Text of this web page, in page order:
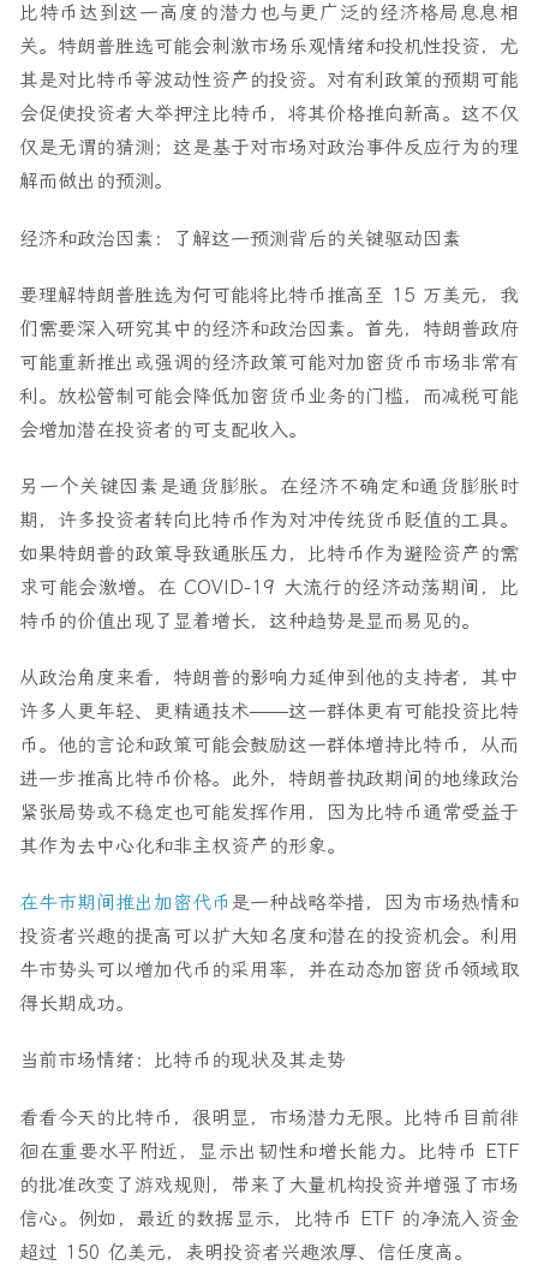
比特币达到这一高度的潜力也与更广泛的经济格局息息相
关。特朗普胜选可能会刺激市场乐观情绪和投机性投资，尤
其是对比特币等波动性资产的投资。对有利政策的预期可能
会促使投资者大举押注比特币，将其价格推向新高。这不仅
仅是无谓的猜测；这是基于对市场对政治事件反应行为的理
解而做出的预测。
经济和政治因素：了解这一预测背后的关键驱动因素
要理解特朗普胜选为何可能将比特币推高至 15 万美元，我
们需要深入研究其中的经济和政治因素。首先，特朗普政府
可能重新推出或强调的经济政策可能对加密货币市场非常有
利。放松管制可能会降低加密货币业务的门槛，而减税可能
会增加潜在投资者的可支配收入。
另一个关键因素是通货膨胀。在经济不确定和通货膨胀时
期，许多投资者转向比特币作为对冲传统货币贬值的工具。
如果特朗普的政策导致通胀压力，比特币作为避险资产的需
求可能会激增。在 COVID-19 大流行的经济动荡期间，比
特币的价值出现了显着增长，这种趋势是显而易见的。
从政治角度来看，特朗普的影响力延伸到他的支持者，其中
许多人更年轻、更精通技术——这一群体更有可能投资比特
币。他的言论和政策可能会鼓励这一群体增持比特币，从而
进一步推高比特币价格。此外，特朗普执政期间的地缘政治
紧张局势或不稳定也可能发挥作用，因为比特币通常受益于
其作为去中心化和非主权资产的形象。
在牛市期间推出加密代币 是一种战略举措，因为市场热情和
投资者兴趣的提高可以扩大知名度和潜在的投资机会。利用
牛市势头可以增加代币的采用率，并在动态加密货币领域取
得长期成功。
当前市场情绪：比特币的现状及其走势
看看今天的比特币，很明显，市场潜力无限。比特币目前徘
徊在重要水平附近，显示出韧性和增长能力。比特币 ETF
的批准改变了游戏规则，带来了大量机构投资并增强了市场
信心。例如，最近的数据显示，比特币 ETF 的净流入资金
超过 150 亿美元，表明投资者兴趣浓厚、信任度高。